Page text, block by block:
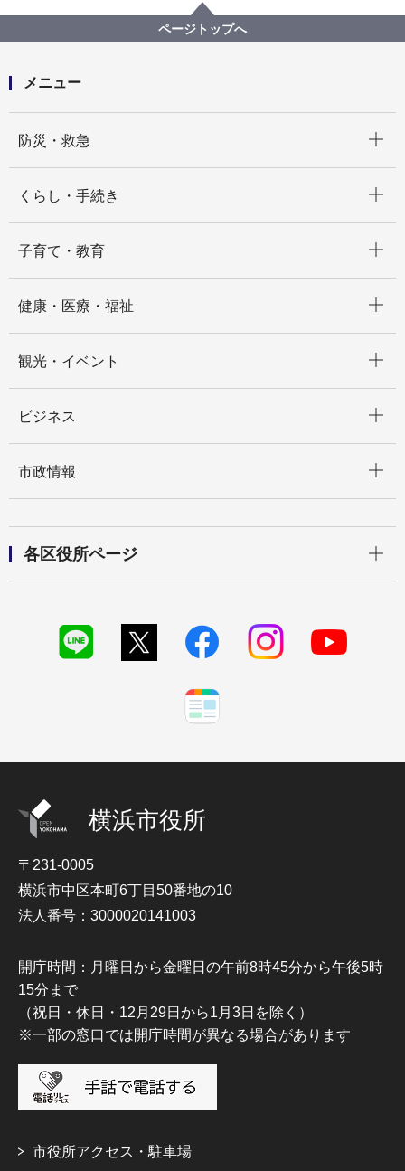
地区計画・建築協定等
各区の地区計画
青葉区
ページトップへ
メニュー
防災・救急
くらし・手続き
子育て・教育
健康・医療・福祉
観光・イベント
ビジネス
市政情報
各区役所ページ
横浜市役所
〒231-0005
横浜市中区本町6丁目50番地の10
法人番号：3000020141003
開庁時間：月曜日から金曜日の午前8時45分から午後5時
15分まで
（祝日・休日・12月29日から1月3日を除く）
※一部の窓口では開庁時間が異なる場合があります
市役所アクセス・駐車場